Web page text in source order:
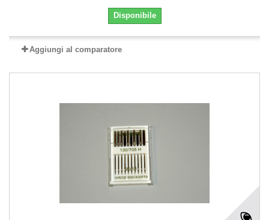
Disponibile
Aggiungi al comparatore